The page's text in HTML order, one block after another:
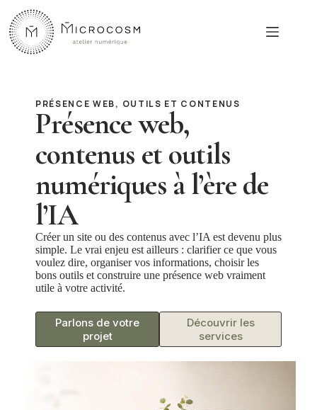
contenu
PRÉSENCE WEB, OUTILS ET CONTENUS
Présence web,
contenus et outils
numériques à l’ère de
l’IA
Créer un site ou des contenus avec l’IA est devenu plus
simple. Le vrai enjeu est ailleurs : clarifier ce que vous
voulez dire, organiser vos informations, choisir les
bons outils et construire une présence web vraiment
utile à votre activité.
Parlons de votre
projet
Découvrir les
services